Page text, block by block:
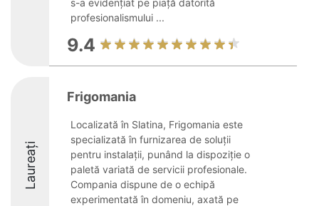
s-a evidențiat pe piață datorită
profesionalismului ...
9.4
Laureați
Frigomania
Localizată în Slatina, Frigomania este
specializată în furnizarea de soluții
pentru instalații, punând la dispoziție o
paletă variată de servicii profesionale.
Compania dispune de o echipă
experimentată în domeniu, axată pe